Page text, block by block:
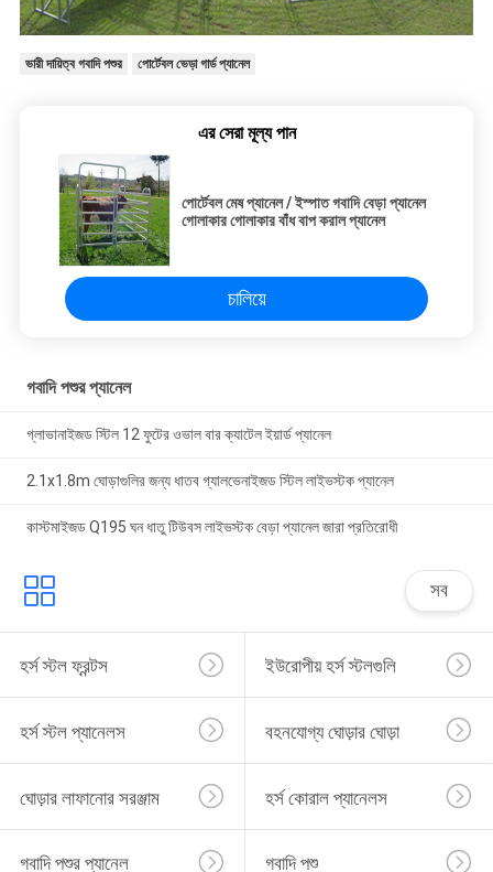
ভারী দায়িত্ব গবাদি পশুর পোর্টেবল ভেড়া গার্ড প্যানেল
এর সেরা মূল্য পান
পোর্টেবল মেষ প্যানেল / ইস্পাত গবাদি বেড়া প্যানেল
গোলাকার গোলাকার বাঁধ বাপ করাল প্যানেল
চালিয়ে
গবাদি পশুর প্যানেল
গ্লাভানাইজড স্টিল 12 ফুটের ওভাল বার ক্যাটেল ইয়ার্ড প্যানেল
2.1x1.8m ঘোড়াগুলির জন্য ধাতব গ্যালভেনাইজড স্টিল লাইভস্টক প্যানেল
কাস্টমাইজড Q195 ঘন ধাতু টিউবস লাইভস্টক বেড়া প্যানেল জারা প্রতিরোধী
সব
হর্স স্টল ফ্রন্টস ইউরোপীয় হর্স স্টলগুলি
হর্স স্টল প্যানেলস বহনযোগ্য ঘোড়ার ঘোড়া
ঘোড়ার লাফানোর সরঞ্জাম হর্স কোরাল প্যানেলস
গবাদি পশুর প্যানেল গবাদি পশু